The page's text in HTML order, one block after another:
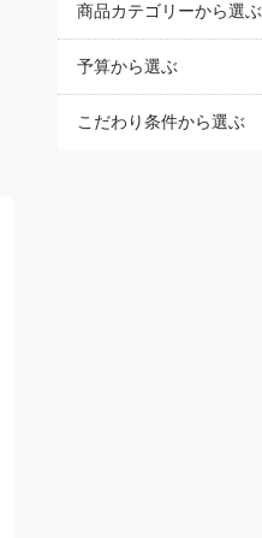
商品カテゴリーから選ぶ
予算から選ぶ
こだわり条件から選ぶ